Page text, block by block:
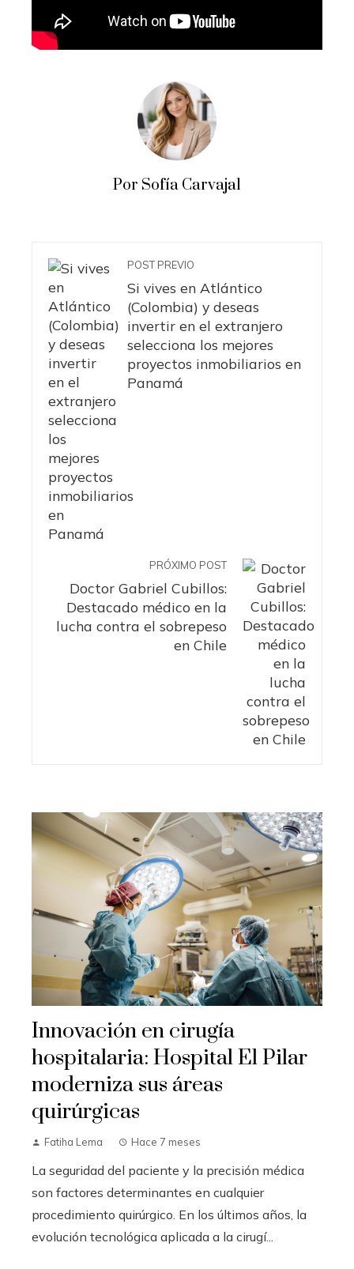
Por Sofía Carvajal
POST PREVIO
Si vives en Atlántico
(Colombia) y deseas
invertir en el extranjero
selecciona los mejores
proyectos inmobiliarios en
Panamá
PRÓXIMO POST
Doctor Gabriel Cubillos:
Destacado médico en la
lucha contra el sobrepeso
en Chile
Innovación en cirugía
hospitalaria: Hospital El Pilar
moderniza sus áreas
quirúrgicas
Fatiha Lema Hace 7 meses
La seguridad del paciente y la precisión médica
son factores determinantes en cualquier
procedimiento quirúrgico. En los últimos años, la
evolución tecnológica aplicada a la cirugí...